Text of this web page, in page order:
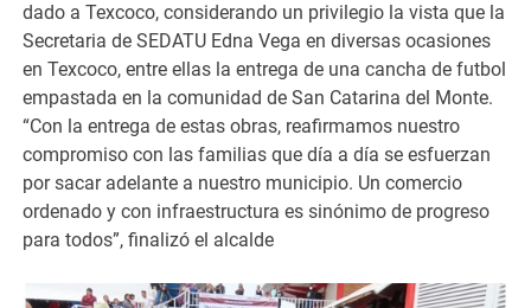
dado a Texcoco, considerando un privilegio la vista que la
Secretaria de SEDATU Edna Vega en diversas ocasiones
en Texcoco, entre ellas la entrega de una cancha de futbol
empastada en la comunidad de San Catarina del Monte.
“Con la entrega de estas obras, reafirmamos nuestro
compromiso con las familias que día a día se esfuerzan
por sacar adelante a nuestro municipio. Un comercio
ordenado y con infraestructura es sinónimo de progreso
para todos”, finalizó el alcalde